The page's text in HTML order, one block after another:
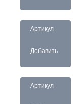
Артикул
Добавить
Артикул